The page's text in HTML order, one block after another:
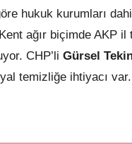
hukuk kurumları
ağır biçimde AKP il
CHP’li Gürsel
temizliğe ihtiyacı